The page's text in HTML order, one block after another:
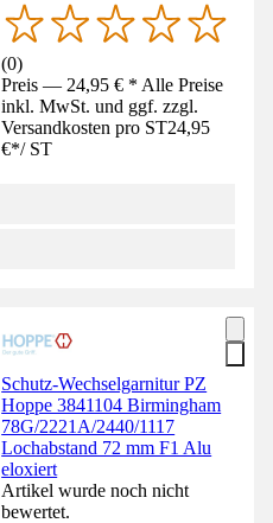
(0)
Preis — 24,95 € * Alle Preise
inkl. MwSt. und ggf. zzgl.
Versandkosten pro ST24,95
€*/ ST
Schutz-Wechselgarnitur PZ
Hoppe 3841104 Birmingham
78G/2221A/2440/1117
Lochabstand 72 mm F1 Alu
eloxiert
Artikel wurde noch nicht
bewertet.